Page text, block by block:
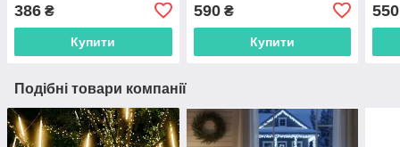
386 ₴
Купити
590₴
Купити
550
Подібні товари компанії